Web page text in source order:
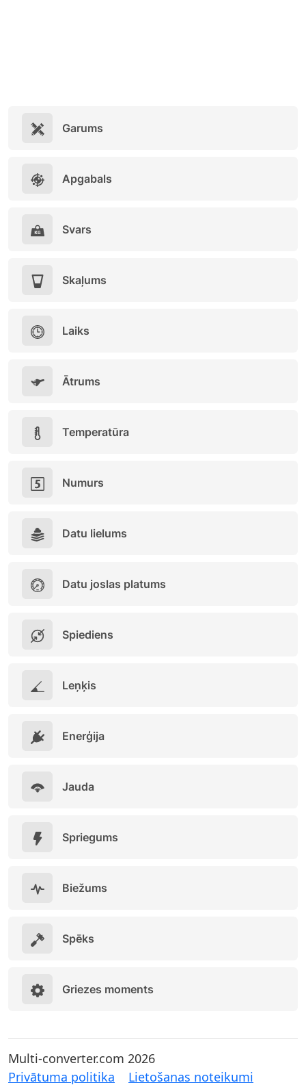
Garums
Apgabals
Svars
Skaļums
Laiks
Ātrums
Temperatūra
Numurs
Datu lielums
Datu joslas platums
Spiediens
Leņķis
Enerģija
Jauda
Spriegums
Biežums
Spēks
Griezes moments
Multi-converter.com 2026
Privātuma politika
Lietošanas noteikumi